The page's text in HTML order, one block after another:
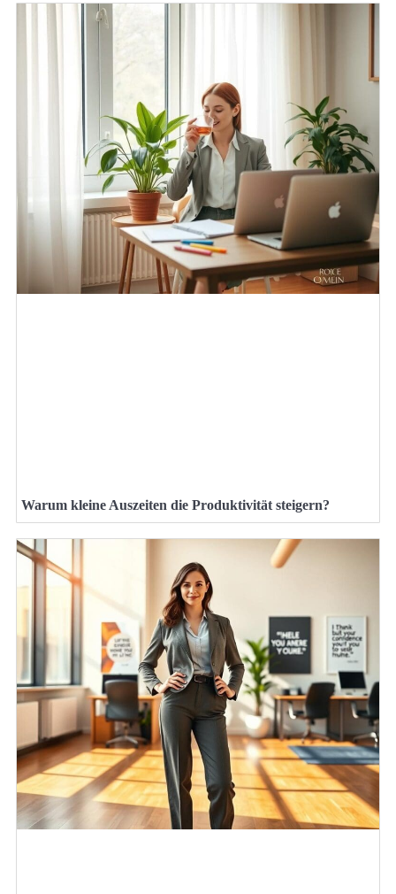
Warum kleine Auszeiten die Produktivität steigern?